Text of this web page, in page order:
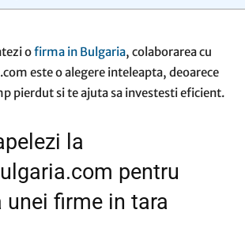
ofirma in Bulgaria, colaborarea cu
este o alegere inteleapta, deoarece
pierdut si te ajuta sa investesti eficient.
la
pentru
unei firme in tara